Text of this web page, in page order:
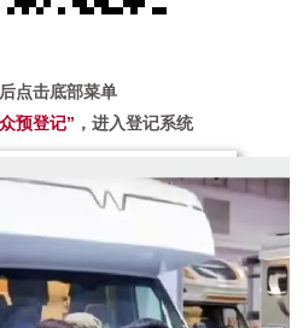
点击底部菜单
预登记” ，进入登记系统